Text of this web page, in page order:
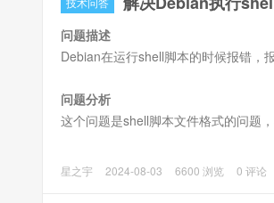
问题描述
Debian在运行shell脚本的时候报错
问题分析
这个问题是shell脚本文件格式的问题
解决方法
星之宇 2024-08-03 6600 浏览 0 评论